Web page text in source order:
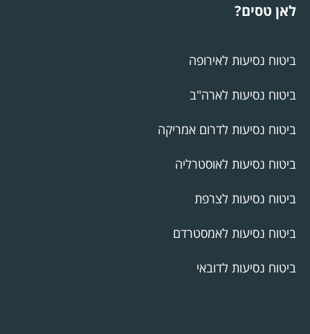
לאן טסים?
ביטוח נסיעות לאירופה
ביטוח נסיעות לארה"ב
ביטוח נסיעות לדרום אמריקה
ביטוח נסיעות לאוסטרליה
ביטוח נסיעות לצרפת
ביטוח נסיעות לאמסטרדם
ביטוח נסיעות לדובאי